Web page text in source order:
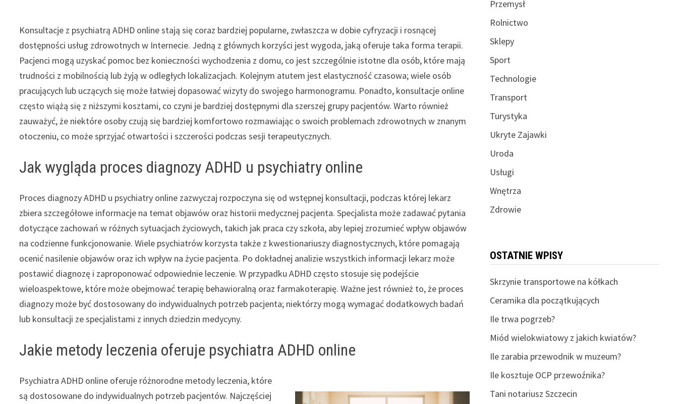
Konsultacje z psychiatrą ADHD online stają się coraz bardziej popularne, zwłaszcza w dobie cyfryzacji i rosnącej
dostępności usług zdrowotnych w Internecie. Jedną z głównych korzyści jest wygoda, jaką oferuje taka forma terapii.
Pacjenci mogą uzyskać pomoc bez konieczności wychodzenia z domu, co jest szczególnie istotne dla osób, które mają
trudności z mobilnością lub żyją w odległych lokalizacjach. Kolejnym atutem jest elastyczność czasowa; wiele osób
pracujących lub uczących się może łatwiej dopasować wizyty do swojego harmonogramu. Ponadto, konsultacje online
często wiążą się z niższymi kosztami, co czyni je bardziej dostępnymi dla szerszej grupy pacjentów. Warto również
zauważyć, że niektóre osoby czują się bardziej komfortowo rozmawiając o swoich problemach zdrowotnych w znanym
otoczeniu, co może sprzyjać otwartości i szczerości podczas sesji terapeutycznych.
Jak wygląda proces diagnozy ADHD u psychiatry online
Proces diagnozy ADHD u psychiatry online zazwyczaj rozpoczyna się od wstępnej konsultacji, podczas której lekarz
zbiera szczegółowe informacje na temat objawów oraz historii medycznej pacjenta. Specjalista może zadawać pytania
dotyczące zachowań w różnych sytuacjach życiowych, takich jak praca czy szkoła, aby lepiej zrozumieć wpływ objawów
na codzienne funkcjonowanie. Wiele psychiatrów korzysta także z kwestionariuszy diagnostycznych, które pomagają
ocenić nasilenie objawów oraz ich wpływ na życie pacjenta. Po dokładnej analizie wszystkich informacji lekarz może
postawić diagnozę i zaproponować odpowiednie leczenie. W przypadku ADHD często stosuje się podejście
wieloaspektowe, które może obejmować terapię behawioralną oraz farmakoterapię. Ważne jest również to, że proces
diagnozy może być dostosowany do indywidualnych potrzeb pacjenta; niektórzy mogą wymagać dodatkowych badań
lub konsultacji ze specjalistami z innych dziedzin medycyny.
Jakie metody leczenia oferuje psychiatra ADHD online
Psychiatra ADHD online oferuje różnorodne metody leczenia, które
są dostosowane do indywidualnych potrzeb pacjentów. Najczęściej
Przemysł
Rolnictwo
Sklepy
Sport
Technologie
Transport
Turystyka
Ukryte Zajawki
Uroda
Usługi
Wnętrza
Zdrowie
OSTATNIE WPISY
Skrzynie transportowe na kółkach
Ceramika dla początkujących
Ile trwa pogrzeb?
Miód wielokwiatowy z jakich kwiatów?
Ile zarabia przewodnik w muzeum?
Ile kosztuje OCP przewoźnika?
Tani notariusz Szczecin